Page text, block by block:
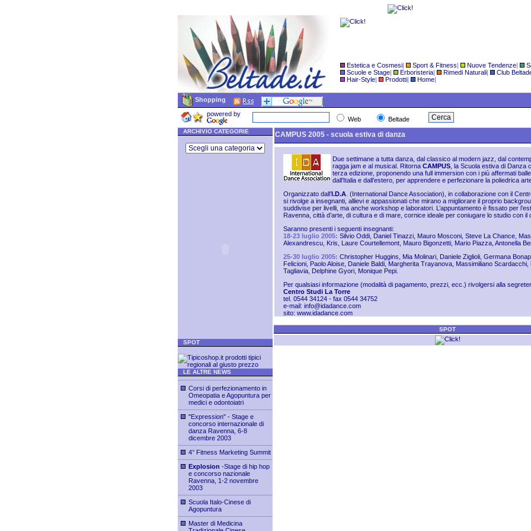
Estetica e Cosmesi| Sport & Fitness| Nuove Tendenze|
Scuole e Stage| Erboristeria| Rimedi Naturali| Club
Hair-Style| Prodotti| Home|
Shopping
powered by
Web Beltade
ARCHIVIO CATEGORIE
SPOT
LE ALTRE NEWS
Corsi di perfezionamento in
Omeopatia e Agopuntura per
medici e odontoiatri
"Expression" - Stage e
concorso internazionale di
danza Ravenna, 6-8
dicembre 2003
4° Fitness Marketing Summit
Explosion -Stage di hip hop
e concorso nazionale
Ravenna, 1-2 novembre
2003
Scuola Italo-Cinese di
Agopuntura
Master di Medicina
CAMPUS 2005 - scuola estiva di danza
Due settimane a tutta danza, dal classico al modern jazz, dal
ragga jam e al musical. Ritorna CAMPUS , la Scuola estiva di Danza
terza edizione, proponendo una full immersion con i più affermati
dall’Italia e dall’estero, per apprendere e perfezionare la poliedrica
Organizzato dall’I.D.A . (International Dance Association), in collaborazione con il
si rivolge a insegnanti, allievi e appassionati che mirano a migliorare il proprio
suddivise per livelli, ma anche workshop e laboratori. L’appuntamento è fissato per
Ravenna, città d’arte, di cultura e di mare, cornice ideale per coniugare lo studio con il
Saranno presenti i seguenti insegnanti:
18-23 luglio 2005: Silvio Oddi, Daniel Tinazzi, Mauro Mosconi, Steve La Chance,
Alexandrescu, Kris, Laure Courtellemont, Mauro Bigonzetti, Mario Piazza, Antonella
25-30 luglio 2005: Christopher Huggins, Mia Molinari, Daniele Ziglioli, Germana
Felicioni, Paolo Aloise, Daniele Baldi, Margherita Trayanova, Massimiliano
Tagliavia, Delphine Gyori, Monique Pepi.
Per qualsiasi informazione (modalità di pagamento, prezzi, ecc.) rivolgersi alla
Centro Studi La Torre
tel. 0544 34124 - fax 0544 34752
e-mail: info@idadance.com
sito: www.idadance.com
SPOT